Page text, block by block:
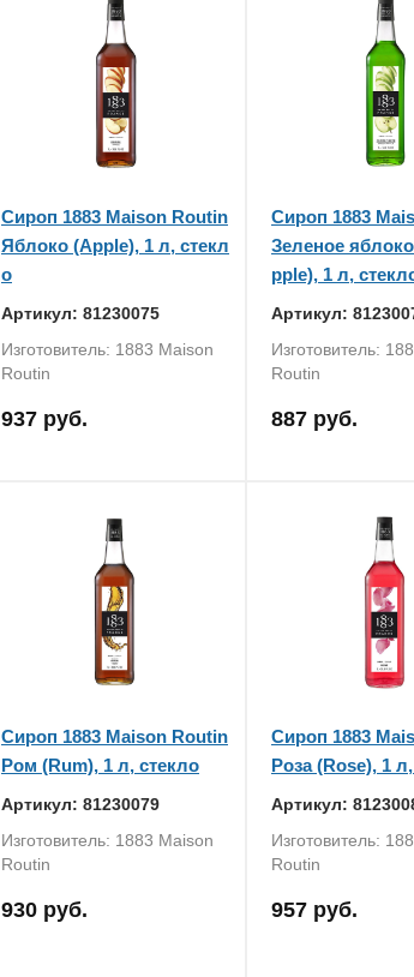
Сироп 1883 Maison Routin
Яблоко (Apple), 1 л, стекл
о
Артикул: 81230075
Изготовитель: 1883 Maison
Routin
937 руб.
Сироп 1883
Зеленое
pple), 1 л,
Артикул:
Изготовитель:
Routin
887 руб.
Сироп 1883 Maison Routin
Ром (Rum), 1 л, стекло
Артикул: 81230079
Изготовитель: 1883 Maison
Routin
930 руб.
Сироп 1883
Роза (Rose), 1
Артикул:
Изготовитель:
Routin
957 руб.